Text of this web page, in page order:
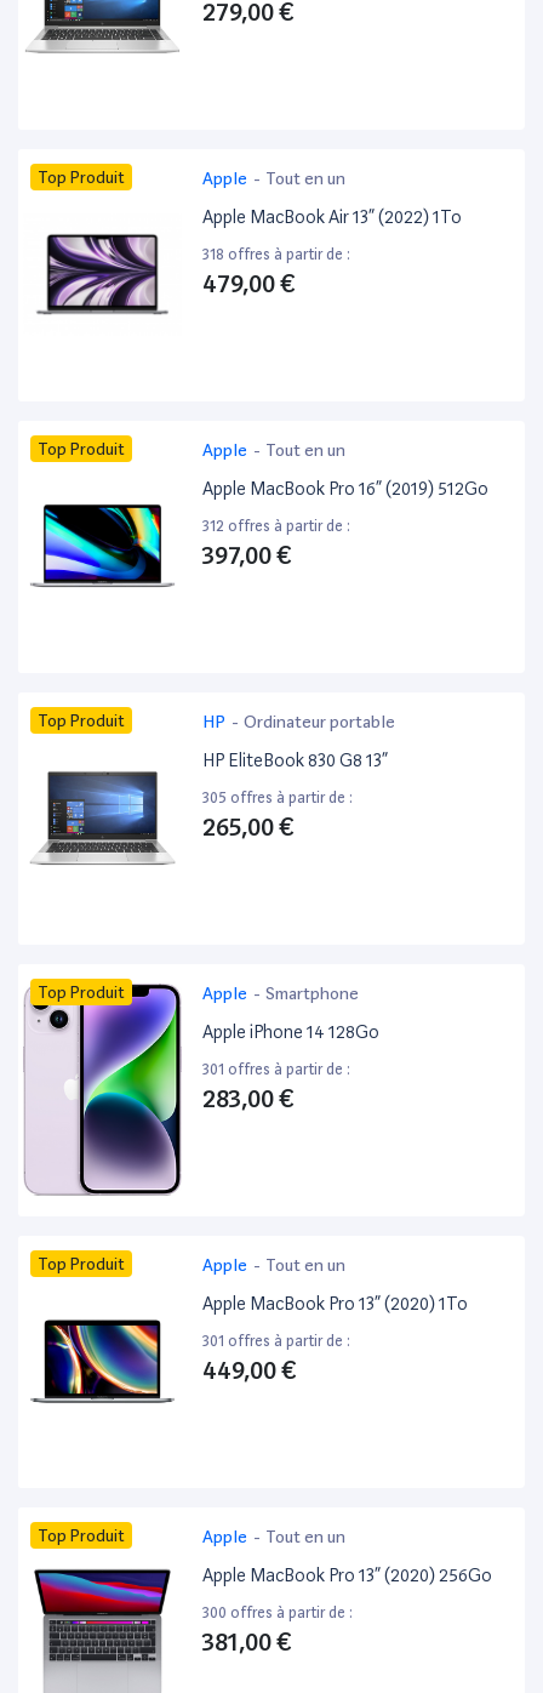
279,00 €
Top Produit Apple - Tout en un
Apple MacBook Air 13” (2022) 1To
318 offres à partir de :
479,00 €
Top Produit Apple - Tout en un
Apple MacBook Pro 16” (2019) 512Go
312 offres à partir de :
397,00 €
Top Produit HP - Ordinateur portable
HP EliteBook 830 G8 13”
305 offres à partir de :
265,00 €
Top Produit Apple - Smartphone
Apple iPhone 14 128Go
301 offres à partir de :
283,00 €
Top Produit Apple - Tout en un
Apple MacBook Pro 13” (2020) 1To
301 offres à partir de :
449,00 €
Top Produit Apple - Tout en un
Apple MacBook Pro 13” (2020) 256Go
300 offres à partir de :
381,00 €